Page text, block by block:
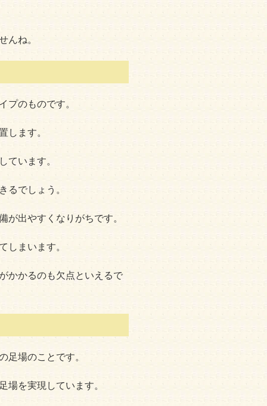
んね。
プのものです。
します。
ています。
るでしょう。
が出やすくなりがちです。
しまいます。
かかるのも欠点といえるで
足場のことです。
場を実現しています。